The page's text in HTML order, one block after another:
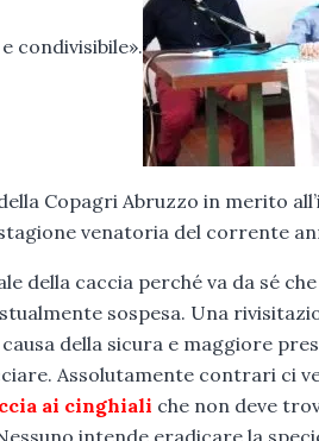
condivisibile».
Copagri Abruzzo in merito
venatoria del corrente
della caccia perché va da sé
sospesa. Una
della sicura e maggiore
Assolutamente contrari ci
ai cinghiali che non deve
intende eradicare la